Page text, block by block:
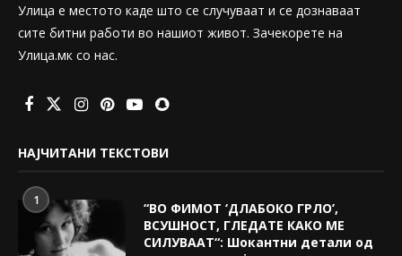
Улица е местото каде што се случуваат и се дознаваат
сите битни работи во нашиот живот. Зачекорете на
Улица.мк со нас.
НАЈЧИТАНИ ТЕКСТОВИ
1
“ВО ФИМОТ ‘ДЛАБОКО ГРЛО’,
ВСУШНОСТ, ГЛЕДАТЕ КАКО МЕ
СИЛУВААТ“: Шокантни детали од